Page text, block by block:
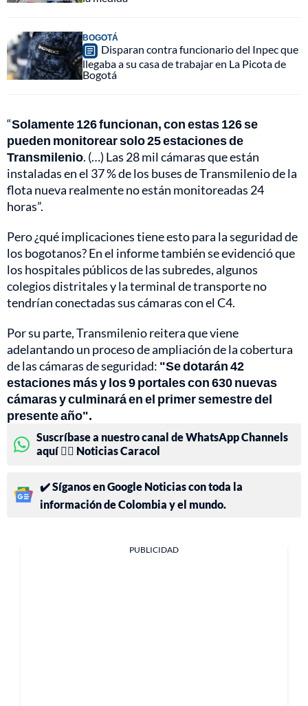
BOGOTÁ
Disparan contra funcionario del Inpec que
llegaba a su casa de trabajar en La Picota de
Bogotá
“Solamente 126 funcionan, con estas 126 se
pueden monitorear solo 25 estaciones de
Transmilenio. (…) Las 28 mil cámaras que están
instaladas en el 37 % de los buses de Transmilenio de la
flota nueva realmente no están monitoreadas 24
horas”.
Pero ¿qué implicaciones tiene esto para la seguridad de
los bogotanos? En el informe también se evidenció que
los hospitales públicos de las subredes, algunos
colegios distritales y la terminal de transporte no
tendrían conectadas sus cámaras con el C4.
Por su parte, Transmilenio reitera que viene
adelantando un proceso de ampliación de la cobertura
de las cámaras de seguridad: "Se dotarán 42
estaciones más y los 9 portales con 630 nuevas
cámaras y culminará en el primer semestre del
presente año".
Suscríbase a nuestro canal de WhatsApp Channels
aquí 👉🏻 Noticias Caracol
✔️ Síganos en Google Noticias con toda la
información de Colombia y el mundo.
PUBLICIDAD